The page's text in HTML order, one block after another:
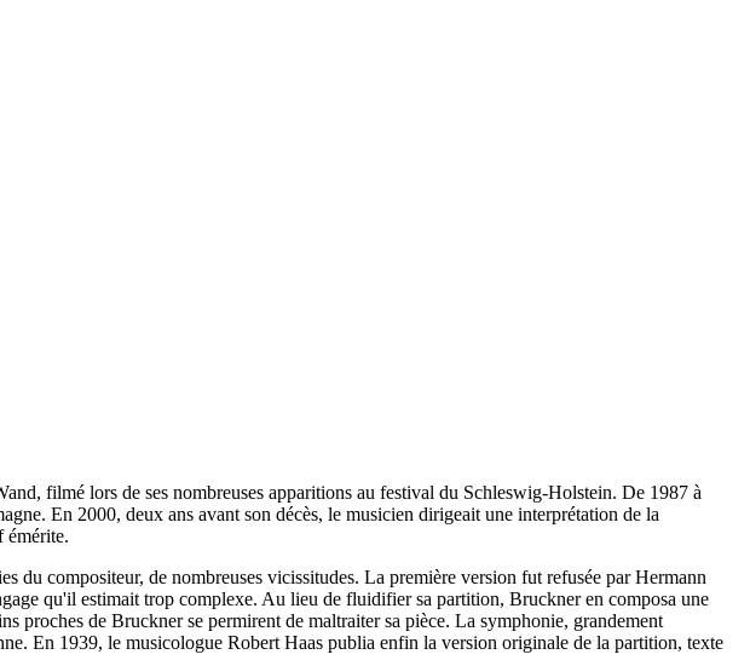
filmé lors de ses nombreuses apparitions au festival du Schleswig-Holstein. De 1987 à
En 2000, deux ans avant son décès, le musicien dirigeait une interprétation de la
émérite.
du compositeur, de nombreuses vicissitudes. La première version fut refusée par Hermann
qu'il estimait trop complexe. Au lieu de fluidifier sa partition, Bruckner en composa une
proches de Bruckner se permirent de maltraiter sa pièce. La symphonie, grandement
En 1939, le musicologue Robert Haas publia enfin la version originale de la partition, texte